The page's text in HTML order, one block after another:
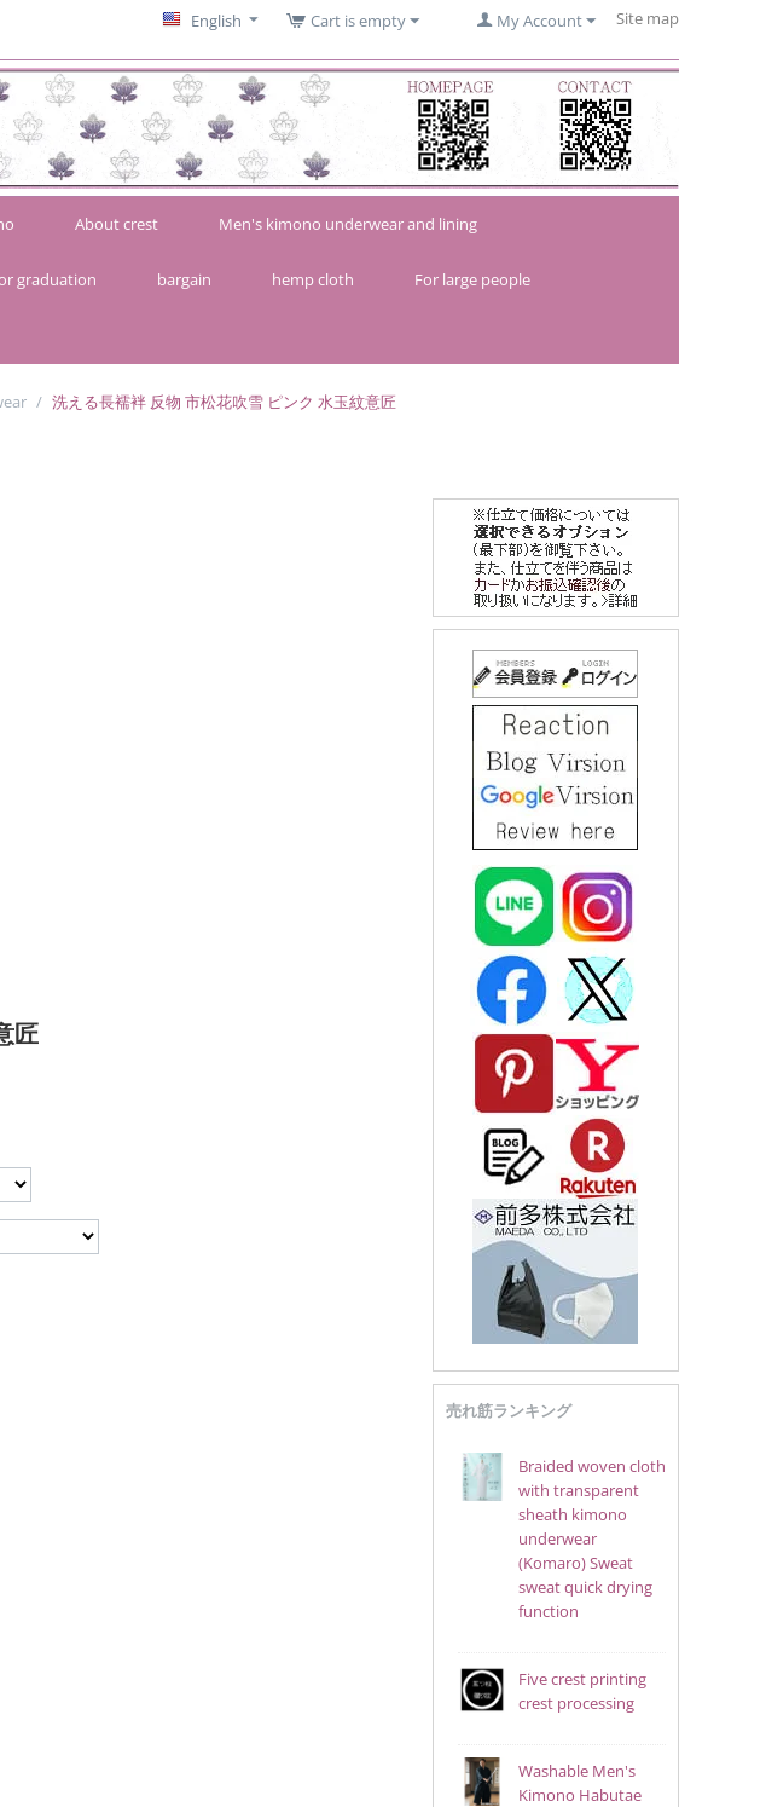
Site map
My Account
Cart is empty
English
About crest Men's kimono underwear and lining
graduation bargain hemp cloth For large people
/ 洗える長襦袢 反物 市松花吹雪 ピンク 水玉紋意匠
匠
売れ筋ランキング
Braided woven cloth
with transparent
sheath kimono
underwear
(Komaro) Sweat
sweat quick drying
function
Five crest printing
crest processing
Washable Men's
Kimono Habutae